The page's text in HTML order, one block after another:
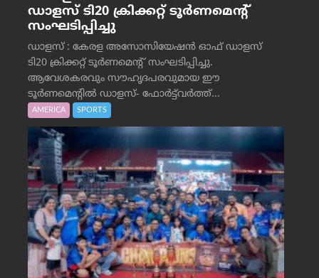
ഡാളസ് ടി20 ക്രിക്കറ്റ് ടൂർണമെന്റ്
സംഘടിപ്പിച്ചു
ഡാളസ് : കേരള അസോസിയേഷൻ ഓഫ് ഡാളസ്
ടി20 ക്രിക്കറ്റ് ടൂർണമെന്റ് സംഘടിപ്പിച്ചു.
ആവേശകരവും സൗഹൃദപരവുമായ ഈ
ടൂർണമെന്റിൽ ഡാളസ്- ഫോർട്ട്‌വര്‍ത്ത്...
AMERICA SPORTS